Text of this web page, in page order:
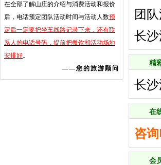
在全部了解山庄的介绍与消费活动和报价
后，电话预定团队活动时间与活动人数预
定后一定要把坐车线路记录下来，还有联
系人的电话号码，提前把餐饮和活动场地
安排好。
——您的旅游顾问
团
长
精
长
在
咨询
会